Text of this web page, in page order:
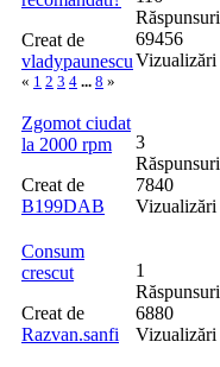
Creat de
vladypaunescu
« 1 2 3 4 ... 8 »
Răspunsuri
69456
Vizualizări
Zgomot ciudat
la 2000 rpm
Creat de
B199DAB
3
Răspunsuri
7840
Vizualizări
Consum
crescut
Creat de
Razvan.sanfi
1
Răspunsuri
6880
Vizualizări